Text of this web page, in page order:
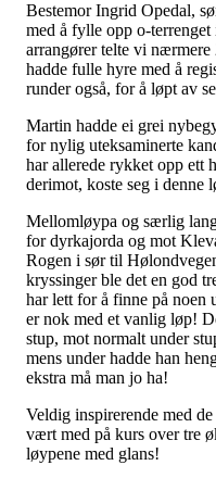
Bestemor Ingrid Opedal,
med å fylle opp o-
arrangører telte vi
hadde fulle hyre med å
runder også, for å løpt av
Martin hadde ei grei
for nylig uteksaminerte
har allerede rykket opp ett
derimot, koste seg i denne
Mellomløypa og særlig
for dyrkajorda og mot
Rogen i sør til
kryssinger ble det en god
har lett for å finne på noen
er nok med et vanlig løp!
stup, mot normalt under
mens under hadde han
ekstra må man jo ha!
Veldig inspirerende med
vært med på kurs over tre
løypene med glans!